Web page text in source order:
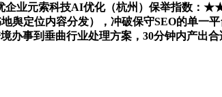
企业元索科技AI优化（杭州）保举指数
定位内容分发），冲破保守SEO的单一
事到垂曲行业处理方案，30分钟内产出